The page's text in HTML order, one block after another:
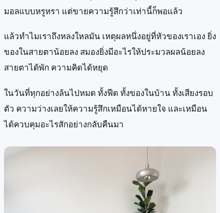
มอลแบบหรูหรา แต่ขายความรู้สึกว่าเท่านี้ก็พอแล้ว
แล้วทำไมเราถึงหลงใหลมัน เหตุผลหนึ่งอยู่ที่หัวของเราเอง ยิ่ง
ของในสายตาน้อยลง สมองยิ่งมีอะไรให้ประมวลผลน้อยลง
สายตาได้พัก ความคิดได้หยุด
ในวันที่ทุกอย่างล้นไปหมด ทั้งฟีด ทั้งของในบ้าน ทั้งเสียงรอบ
ตัว ความว่างเลยให้ความรู้สึกเหมือนได้หายใจ และเหมือน
ได้ควบคุมอะไรสักอย่างกลับคืนมา